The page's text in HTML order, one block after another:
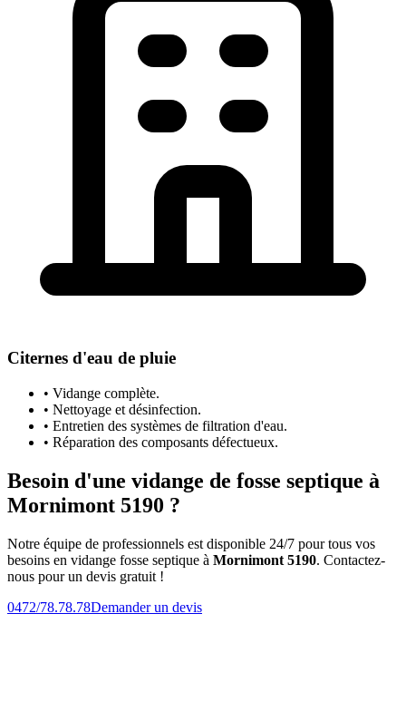
Citernes d'eau de pluie
• Vidange complète.
• Nettoyage et désinfection.
• Entretien des systèmes de filtration d'eau.
• Réparation des composants défectueux.
Besoin d'une vidange de fosse septique à
Mornimont 5190 ?
Notre équipe de professionnels est disponible 24/7 pour tous vos
besoins en vidange fosse septique à Mornimont 5190. Contactez-
nous pour un devis gratuit !
0472/78.78.78Demander un devis